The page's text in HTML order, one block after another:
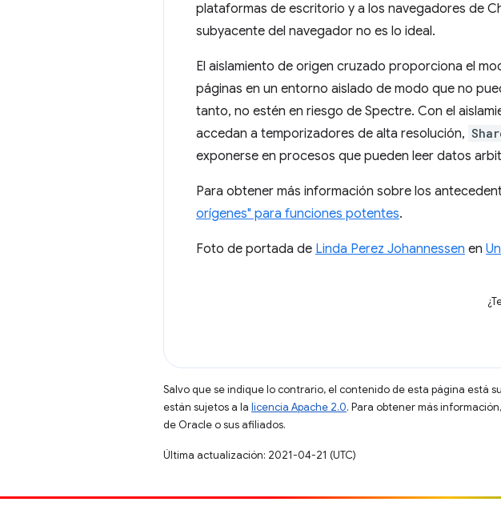
plataformas de escritorio y a los navegadores de
subyacente del navegador no es lo ideal.
El aislamiento de origen cruzado proporciona el
páginas en un entorno aislado de modo que no
tanto, no estén en riesgo de Spectre. Con el
accedan a temporizadores de alta resolución,
exponerse en procesos que pueden leer datos
Para obtener más información sobre los
orígenes" para funciones potentes.
Foto de portada de Linda Perez Johannessen en
Salvo que se indique lo contrario, el contenido de esta página está
están sujetos a la licencia Apache 2.0. Para obtener más
de Oracle o sus afiliados.
Última actualización: 2021-04-21 (UTC)